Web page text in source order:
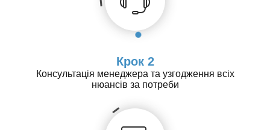
Крок 2
Консультація менеджера та узгодження всіх
нюансів за потреби